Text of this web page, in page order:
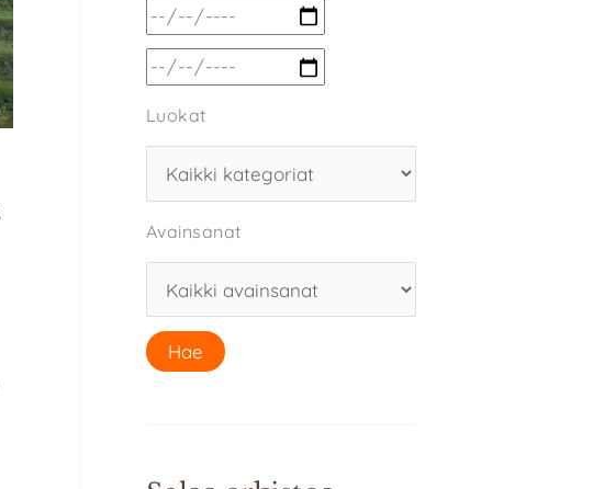
Luokat
Avainsanat